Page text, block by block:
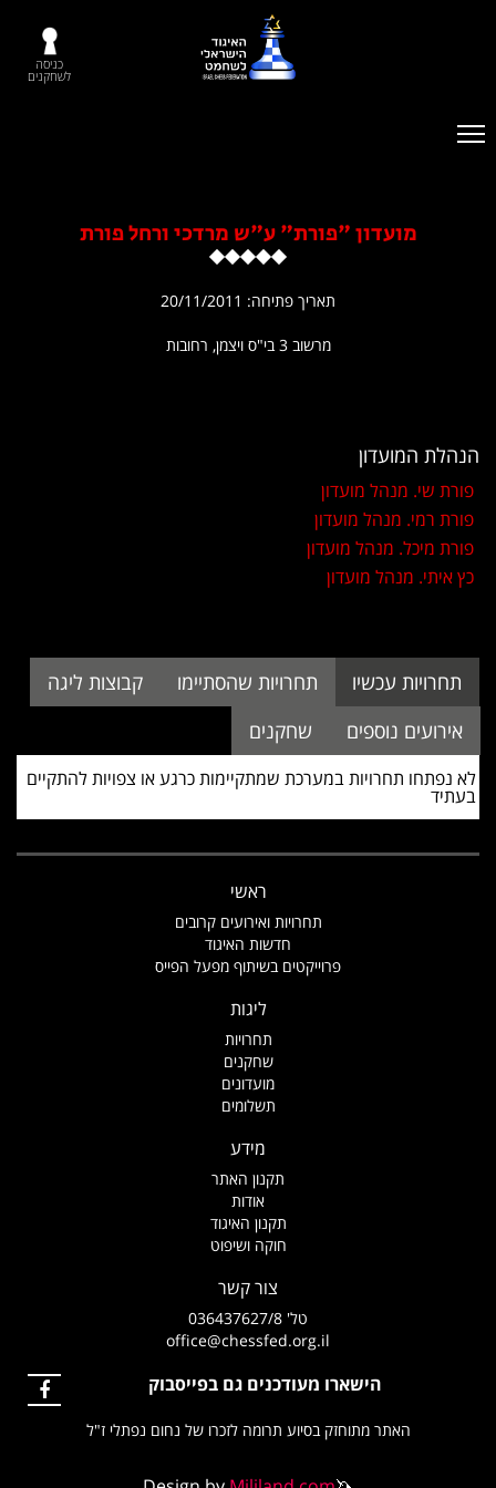
כניסה
לשחקנים
מועדון "פורת" ע"ש מרדכי ורחל פורת
תאריך פתיחה: 20/11/2011
מרשוב 3 בי"ס ויצמן, רחובות
הנהלת המועדון
פורת שי. מנהל מועדון
פורת רמי. מנהל מועדון
פורת מיכל. מנהל מועדון
כץ איתי. מנהל מועדון
לא נפתחו תחרויות במערכת שמתקיימות כרגע או צפויות להתקיים
בעתיד
ראשי
תחרויות ואירועים קרובים
חדשות האיגוד
פרוייקטים בשיתוף מפעל הפייס
ליגות
תחרויות
שחקנים
מועדונים
תשלומים
מידע
תקנון האתר
אודות
תקנון האיגוד
חוקה ושיפוט
צור קשר
טל' 036437627/8
office@chessfed.org.il
הישארו מעודכנים גם בפייסבוק
האתר מתוחזק בסיוע תרומה לזכרו של נחום נפתלי ז"ל